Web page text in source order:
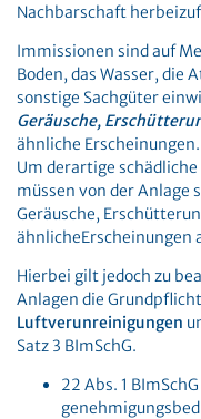
Nachbarschaft
Immissionen sind auf
Boden, das Wasser, die
sonstige Sachgüter
Geräusche,
ähnliche Erscheinungen.
Um derartige
müssen von der Anlage
Geräusche,
ähnlicheErscheinungen
Hierbei gilt jedoch zu
Anlagen die
Luftverunreinigungen
Satz 3 BImSchG.
22 Abs. 1